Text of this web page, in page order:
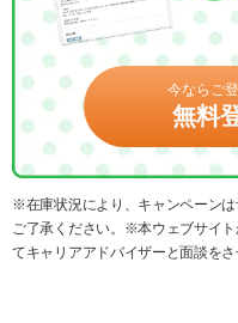
今ならご
無料
※在庫状況により、キャンペーンは
ご了承ください。※本ウェブサイ
てキャリアアドバイザーと面談を